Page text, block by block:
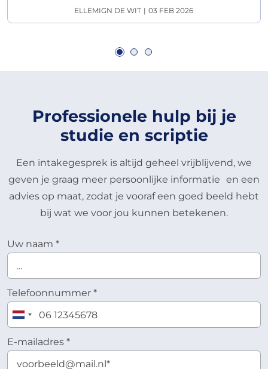
ELLEMIGN DE WIT | 03 FEB 2026
Professionele hulp bij je
studie en scriptie
Een intakegesprek is altijd geheel vrijblijvend, we
geven je graag meer persoonlijke informatie en een
advies op maat, zodat je vooraf een goed beeld hebt
bij wat we voor jou kunnen betekenen.
Uw naam *
Telefoonnummer *
E-mailadres *